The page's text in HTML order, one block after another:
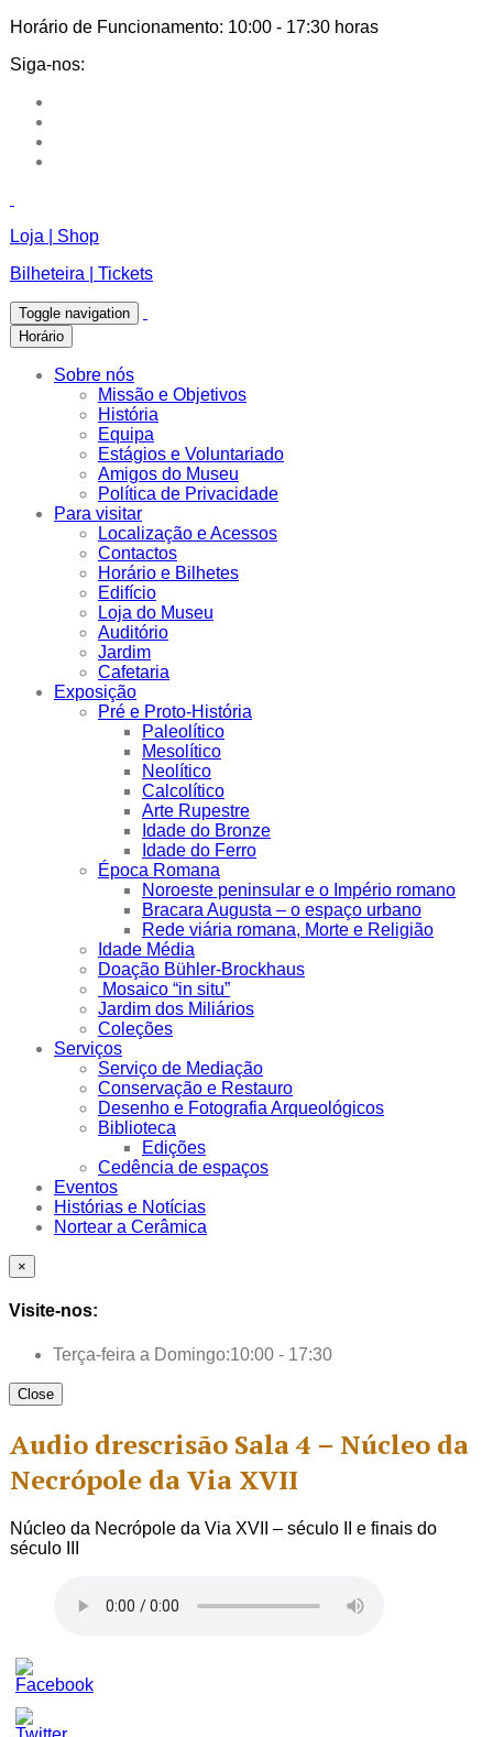
Horário de Funcionamento: 10:00 - 17:30 horas
Siga-nos:
Loja | Shop
Bilheteira | Tickets
Toggle navigation
Horário
Sobre nós
Missão e Objetivos
História
Equipa
Estágios e Voluntariado
Amigos do Museu
Política de Privacidade
Para visitar
Localização e Acessos
Contactos
Horário e Bilhetes
Edifício
Loja do Museu
Auditório
Jardim
Cafetaria
Exposição
Pré e Proto-História
Paleolítico
Mesolítico
Neolítico
Calcolítico
Arte Rupestre
Idade do Bronze
Idade do Ferro
Época Romana
Noroeste peninsular e o Império romano
Bracara Augusta – o espaço urbano
Rede viária romana, Morte e Religião
Idade Média
Doação Bühler-Brockhaus
Mosaico “in situ”
Jardim dos Miliários
Coleções
Serviços
Serviço de Mediação
Conservação e Restauro
Desenho e Fotografia Arqueológicos
Biblioteca
Edições
Cedência de espaços
Eventos
Histórias e Notícias
Nortear a Cerâmica
×
Visite-nos:
Terça-feira a Domingo:10:00 - 17:30
Close
Audio drescrisão Sala 4 – Núcleo da
Necrópole da Via XVII
Núcleo da Necrópole da Via XVII – século II e finais do
século III